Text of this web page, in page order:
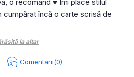
o recomand ♥️ Îmi place stilul
cumpărat încă o carte scrisă de
la altar
Comentarii(0)